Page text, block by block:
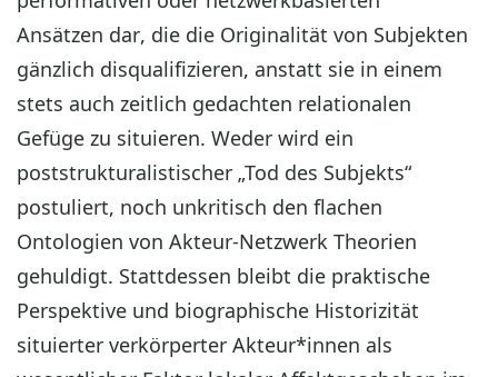
Ansätzen dar, die die Originalität von Subjekten
gänzlich disqualifizieren, anstatt sie in einem
stets auch zeitlich gedachten relationalen
Gefüge zu situieren. Weder wird ein
poststrukturalistischer „Tod des Subjekts“
postuliert, noch unkritisch den flachen
Ontologien von Akteur-Netzwerk Theorien
gehuldigt. Stattdessen bleibt die praktische
Perspektive und biographische Historizität
situierter verkörperter Akteur*innen als